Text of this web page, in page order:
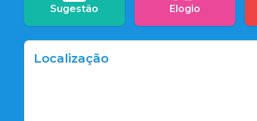
Sugestão Elogio
Localização